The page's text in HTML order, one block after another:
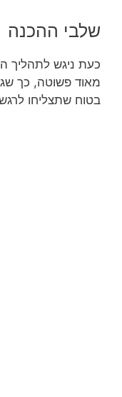
שלבי ההכנה
כעת ניגש לתהליך
מאוד פשוטה, כך
בטוח שתצליחו